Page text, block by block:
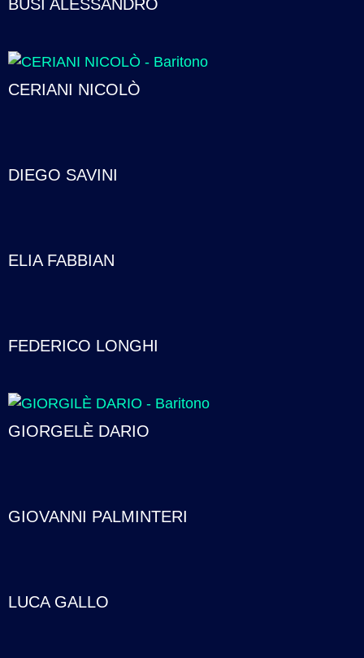
BUSI ALESSANDRO
CERIANI NICOLÒ
DIEGO SAVINI
ELIA FABBIAN
FEDERICO LONGHI
GIORGELÈ DARIO
GIOVANNI PALMINTERI
LUCA GALLO